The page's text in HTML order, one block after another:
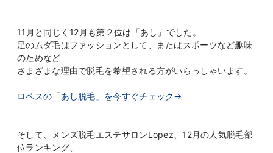
11月と同じく12月も第２位は「あし」でした。
足のムダ毛はファッションとして、またはスポーツなど趣味
のためなど
さまざまな理由で脱毛を希望される方がいらっしゃいます。
ロペスの「あし脱毛」を今すぐチェック→
そして、メンズ脱毛エステサロンLopez、12月の人気脱毛部
位ランキング、